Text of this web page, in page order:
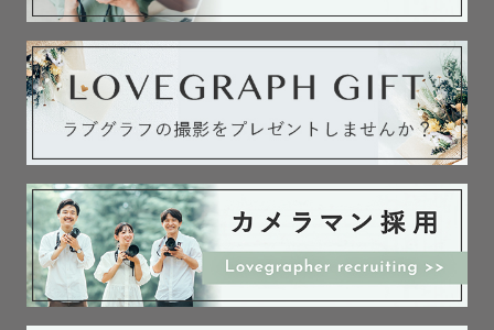
気軽にお問い合わせください。
※ストロボを使用した撮影は対応しておりませんのでご了
承ください。
---------- アートニューボーンフォトについて ----------
赤ちゃんが深く眠ってくれやすく、より新生児らしさを残
せる生後2週間以内での撮影がおすすめです👶🏻
ご出産前から仮の日程でお申し込みいただいて問題ござい
ません。
事前にご相談いただけましたら、ご出産日が前後した際に